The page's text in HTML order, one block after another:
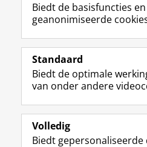
Volg de RUG
Studiekiezers
Alumni
Biedt de basisfuncties
geanonimiseerde
Standaard
Biedt de optimale
van onder andere
Volledig
Biedt